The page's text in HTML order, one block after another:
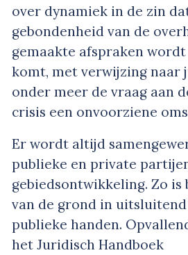
over dynamiek in de zin
gebondenheid van de
gemaakte afspraken
komt, met verwijzing naar
onder meer de vraag aan
crisis een onvoorziene
Er wordt altijd
publieke en private
gebiedsontwikkeling. Zo is
van de grond in
publieke handen.
het Juridisch Handboek